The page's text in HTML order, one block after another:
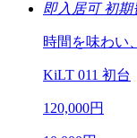
即入居可 初期
時間を味わい
KiLT 011 初台
120,000円